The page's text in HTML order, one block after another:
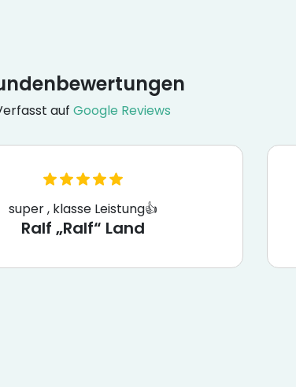
auf Google Reviews
super , klasse Leistung👍
Ralf „Ralf“ Land